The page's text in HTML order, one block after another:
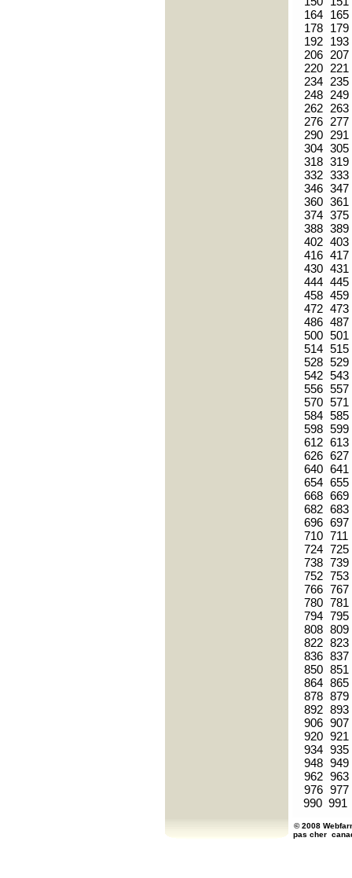
164
165
178
179
192
193
206 207
220
221
234
235
248
249
262
263
276
277
290
291
304 305
318 319
332 333
346 347
360 361
374 375
388 389
402 403
416 417
430 431
444 445
458 459
472 473
486 487
500 501
514 515
528 529
542 543
556 557
570 571
584 585
598 599
612 613
626 627
640 641
654 655
668 669
682 683
696 697
710 711
724 725
738 739
752 753
766 767
780 781
794 795
808 809
822 823
836 837
850 851
864 865
878 879
892 893
906 907
920 921
934 935
948 949
962 963
976 977
990 991
© 2008
pas cher